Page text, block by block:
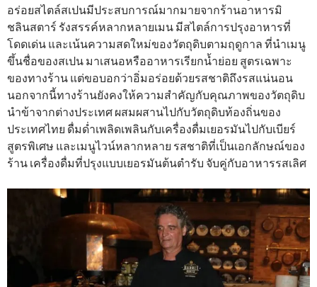
อร่อยสไตล์สเปนมีประสบการณ์มากมายจากร้านอาหารมิ
ชลินสตาร์ รังสรรค์หลากหลายเมน มีสไตล์การปรุงอาหารที่
โดดเด่น และเน้นความสดใหม่ของวัตถุดิบตามฤดูกาล ที่นำเมนู
ขึ้นชื่อของสเปน มาเสนอหรืออาหารเรียกน้ำย่อย สูตรเฉพาะ
ของทางร้าน แต่ขอบอกว่าอิ่มอร่อยด้วยรสชาติถึงรสแน่นอน
นอกจากนี้ทางร้านยังคงให้ความสำคัญกับคุณภาพของวัตถุดิบ
นำข้าจากต่างประเทศ ผสมผสานไปกับวัตถุดิบท้องถิ่นของ
ประเทศไทย ดื่มด่ำเพลิดเพลินกับเครื่องดื่มเยอรมันไปกับเบียร์
สูตรพิเศษ และเมนูไวน์หลากหลาย รสชาติที่เป็นเอกลักษณ์ของ
ร้าน เครื่องดื่มที่ปรุงแบบเยอรมันต้นตำรับ จับคู่กับอาหารรสเลิศ